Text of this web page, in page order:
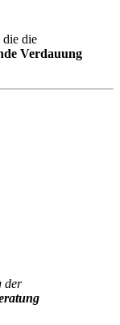
die die
Verdauung
der